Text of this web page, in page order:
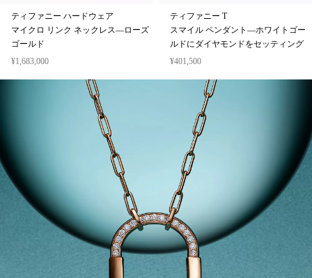
ティファニー ハードウェア
マイクロ リンク ネックレス—ローズ
ゴールド
¥1,683,000
ティファニー T
スマイル ペンダント—ホワイトゴー
ルドにダイヤモンドをセッティング
¥401,500